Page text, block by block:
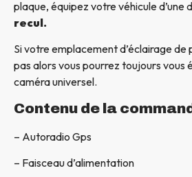
plaque, équipez votre véhicule d’une
recul.
Si votre emplacement d’éclairage de
pas alors vous pourrez toujours vous
caméra universel.
Contenu de la
– Autoradio Gps
– Faisceau d’alimentation